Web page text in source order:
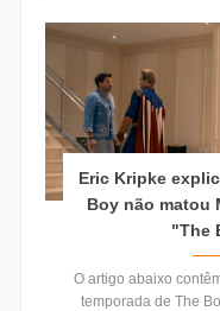
Eric Kripke
Boy não matou
"The
O artigo abaixo
temporada de The